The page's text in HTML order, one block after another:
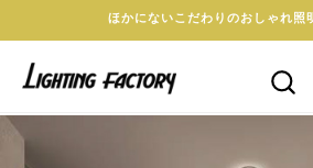
ほかにないこだわりのおしゃれ照